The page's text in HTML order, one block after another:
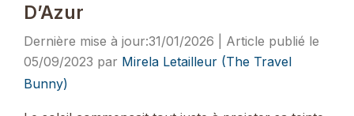
D’Azur
31/01/2026
05/09/2023 par Mirela Letailleur (The Travel
Bunny)